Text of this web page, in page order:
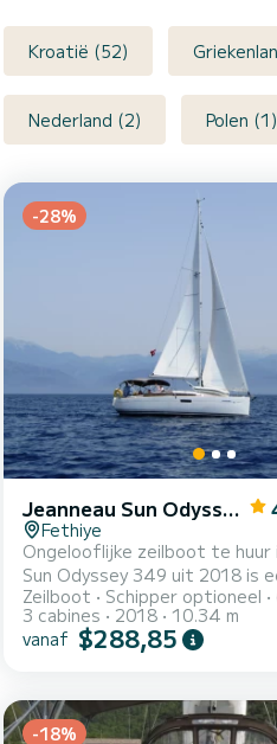
Kroatië (52)
Nederland (2) Polen (1)
-28%
Jeanneau Sun Odyssey 349
Fethiye
Ongelooflijke zeilboot te huur
Sun Odyssey 349 uit 2018 is
voor een vakantie met familie of
boot heeft 3 volledig
een capaciteit van 6 personen.
het water door te brengen in
Zeilboot Schipper optioneel
3 cabines
2018
10.34 m
vanaf $288,85
-18%